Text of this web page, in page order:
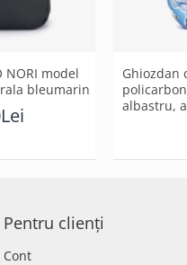
NORI model
bleumarin
Ghiozdan
albastru,
Pentru clienți
Cont